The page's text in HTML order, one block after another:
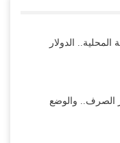
المحلية.. الدولار
الصرف.. والوضع